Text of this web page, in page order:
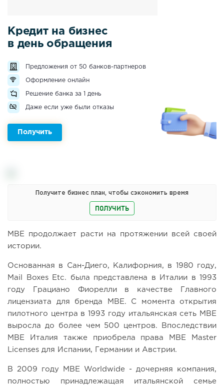
Кредит на бизнес
в день обращения
Предложения от 50 банков-партнеров
Оформление онлайн
Решение банка за 1 день
Даже если уже были отказы
Получить
Получите бизнес план, чтобы сэкономить время
ПОЛУЧИТЬ
MBE продолжает расти на протяжении всей своей
истории.
Основанная в Сан-Диего, Калифорния, в 1980 году,
Mail Boxes Etc. была представлена ​​в Италии в 1993
году Грациано Фиорелли в качестве Главного
лицензиата для бренда MBE. С момента открытия
пилотного центра в 1993 году итальянская сеть MBE
выросла до более чем 500 центров. Впоследствии
MBE Италия также приобрела права MBE Master
Licenses для Испании, Германии и Австрии.
В 2009 году MBE Worldwide - дочерняя компания,
полностью принадлежащая итальянской семье